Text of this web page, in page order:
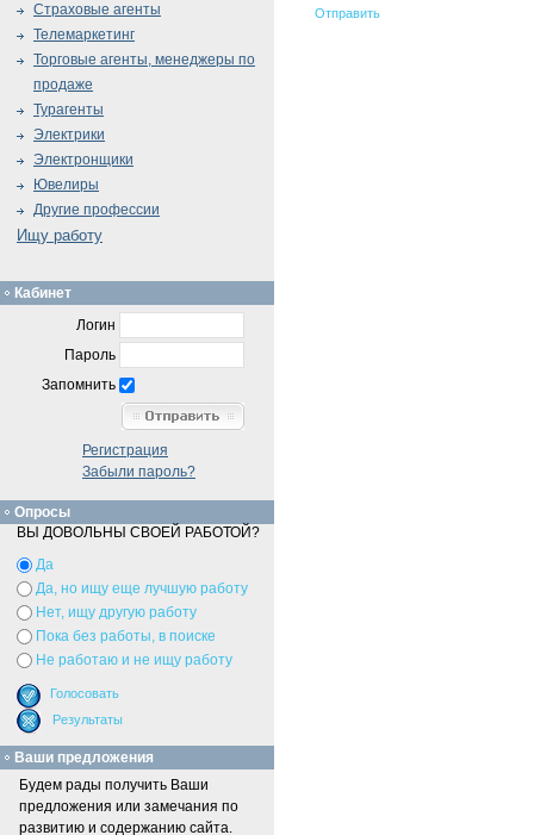
Страховые агенты
Телемаркетинг
Торговые агенты, менеджеры по
продаже
Турагенты
Электрики
Электронщики
Ювелиры
Другие профессии
Ищу работу
Кабинет
Логин
Пароль
Запомнить
Регистрация
Забыли пароль?
Опросы
ВЫ ДОВОЛЬНЫ СВОЕЙ РАБОТОЙ?
Да
Да, но ищу еще лучшую работу
Нет, ищу другую работу
Пока без работы, в поиске
Не работаю и не ищу работу
Ваши предложения
Будем рады получить Ваши
предложения или замечания по
развитию и содержанию сайта.